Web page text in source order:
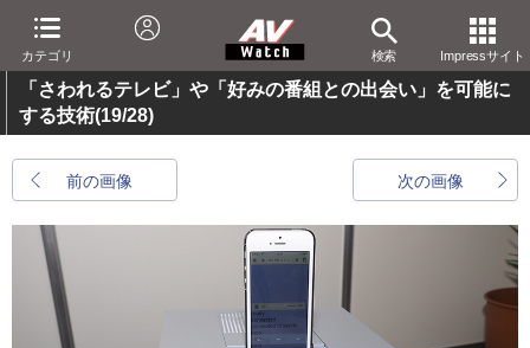
カテゴリ 検索 Impressサイト
「さわれるテレビ」や「好みの番組との出会い」を可能に
する技術(19/28)
前の画像 次の画像